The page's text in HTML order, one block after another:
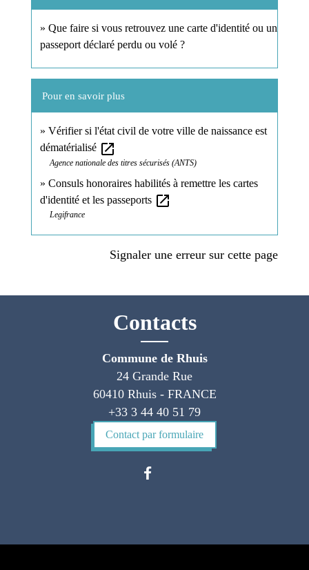
Que faire si vous retrouvez une carte d'identité ou un
passeport déclaré perdu ou volé ?
Pour en savoir plus
Vérifier si l'état civil de votre ville de naissance est
dématérialisé open_in_new
Agence nationale des titres sécurisés (ANTS)
Consuls honoraires habilités à remettre les cartes
d'identité et les passeports open_in_new
Legifrance
Signaler une erreur sur cette page
Contacts
Commune de Rhuis
24 Grande Rue
60410 Rhuis - FRANCE
+33 3 44 40 51 79
Contact par formulaire